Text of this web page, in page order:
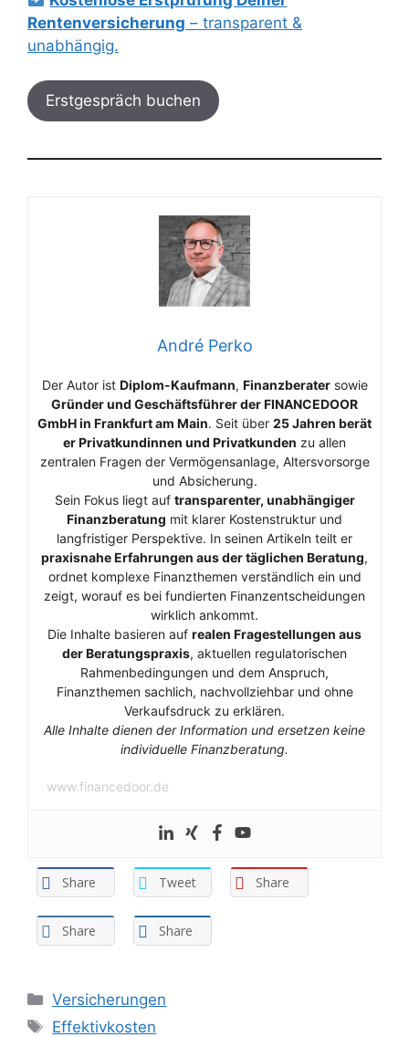
Rentenversicherung – transparent &
unabhängig.
Erstgespräch buchen
André Perko
Der Autor ist Diplom-Kaufmann, Finanzberatersowie
Gründer und Geschäftsführer der FINANCEDOOR
GmbH in Frankfurt am Main. Seit über 25 Jahren berät
er Privatkundinnen und Privatkunden zu allen
zentralen Fragen der Vermögensanlage, Altersvorsorge
und Absicherung.
Sein Fokus liegt auf transparenter, unabhängiger
Finanzberatung mit klarer Kostenstruktur und
langfristiger Perspektive. In seinen Artikeln teilt er
praxisnahe Erfahrungen aus der täglichen Beratung,
ordnet komplexe Finanzthemen verständlich ein und
zeigt, worauf es bei fundierten Finanzentscheidungen
wirklich ankommt.
Die Inhalte basieren auf realen Fragestellungen aus
der Beratungspraxis, aktuellen regulatorischen
Rahmenbedingungen und dem Anspruch,
Finanzthemen sachlich, nachvollziehbar und ohne
Verkaufsdruck zu erklären.
Alle Inhalte dienen der Information und ersetzen keine
individuelle Finanzberatung.
www.financedoor.de
Share Tweet Share
Share Share
Kategorien
Versicherungen
Schlagwörter
Effektivkosten